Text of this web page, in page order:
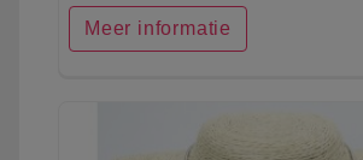
Meer informatie